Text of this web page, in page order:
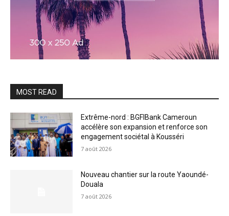
MOST READ
Extrême-nord : BGFIBank Cameroun
accélère son expansion et renforce son
engagement sociétal à Kousséri
7 août 2026
Nouveau chantier sur la route Yaoundé-
Douala
7 août 2026